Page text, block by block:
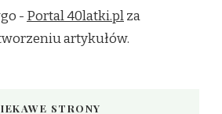
- Portal 40latki.plza
artykułów.
STRONY